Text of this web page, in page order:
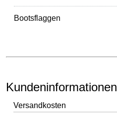
Bootsflaggen
Kundeninformationen
Versandkosten